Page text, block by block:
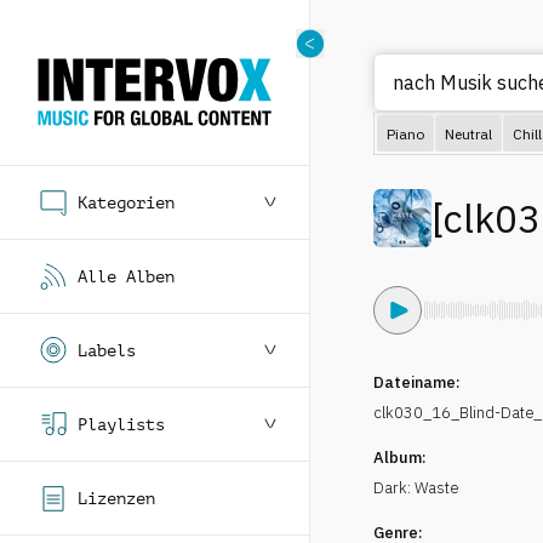
Kategorien
Alle Alben
Labels
Playlists
Lizenzen
nach Mus
Piano Neutral Chill
[
Dateiname:
clk030_16_Blind-
Album:
Dark: Waste
Genre: